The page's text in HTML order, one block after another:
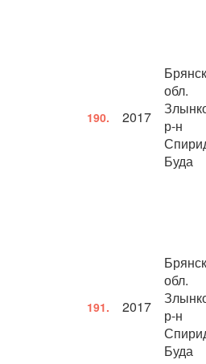
190. 2017
обл.
р-н
Буда
191. 2017
обл.
р-н
Буда